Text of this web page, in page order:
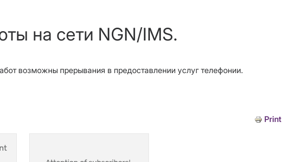
на сети NGN/IMS.
возможны прерывания в предоставлении услуг телефонии.
Print